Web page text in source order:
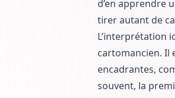
d’en apprendre
tirer autant de
L’interprétation
cartomancien. Il
encadrantes,
souvent, la